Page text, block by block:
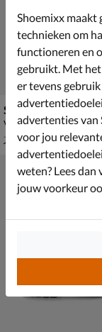
Shoesme
Veterboots - cognac
van € 79,99 vanaf
79 99 v.a.48 ,99
Shoemixx maakt
technieken om
functioneren en
gebruikt. Met
er tevens
advertenties van
voor jou
weten? Lees dan
jouw voorkeur